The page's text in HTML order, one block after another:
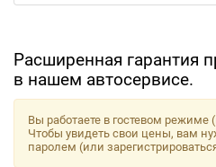
Расширенная гарантия
в нашем автосервисе.
Вы работаете в гостевом
Чтобы увидеть свои цены, вам
паролем (или